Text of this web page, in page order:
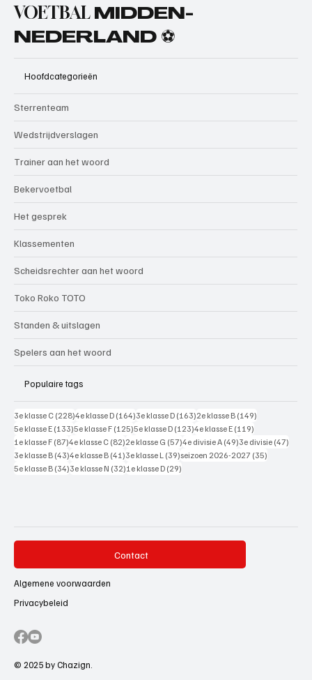
VOETBAL MIDDEN-
NEDERLAND ⚽
Hoofdcategorieën
Sterrenteam
Wedstrijdverslagen
Trainer aan het woord
Bekervoetbal
Het gesprek
Klassementen
Scheidsrechter aan het woord
Toko Roko TOTO
Standen & uitslagen
Spelers aan het woord
Populaire tags
3e klasse C (228)228 posts
4e klasse D (164)164 posts
3e klasse D (163)163 posts
2e klasse B (149)
5e klasse E (133)133 posts
5e klasse F (125)125 posts
5e klasse D (123)123 posts
4e klasse E (119)
1e klasse F (87)87 posts
4e klasse C (82)82 posts
2e klasse G (57)57 posts
4e divisie A (49)49 posts
3e divisie (47)
3e klasse B (43)43 posts
4e klasse B (41)41 posts
3e klasse L (39)39 posts
seizoen 2026-2027 (35)
5e klasse B (34)34 posts
3e klasse N (32)32 posts
1e klasse D (29)
Contact
Algemene voorwaarden
Privacybeleid
© 2025 by Chazign.